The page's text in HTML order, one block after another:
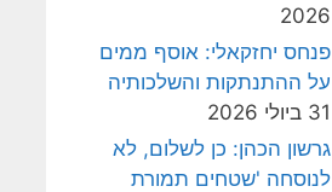
2026
פנחס יחזקאלי: אוסף ממים
על ההתנתקות והשלכותיה
31 ביולי 2026
גרשון הכהן: כן לשלום, לא
לנוסחה 'שטחים תמורת